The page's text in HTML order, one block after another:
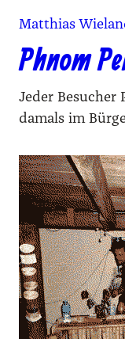
Matthias
Phnom
Jeder Besucher
damals im